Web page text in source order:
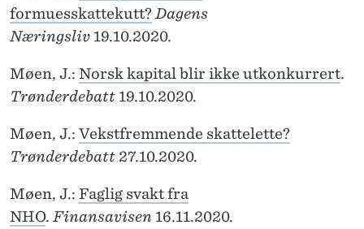
formuesskattekutt? Dagens
Næringsliv 19.10.2020.
Møen, J.: Norsk kapital blir ikke utkonkurrert.
Trønderdebatt 19.10.2020.
Møen, J.: Vekstfremmende skattelette?
Trønderdebatt 27.10.2020.
Møen, J.: Faglig svakt fra
NHO. Finansavisen 16.11.2020.